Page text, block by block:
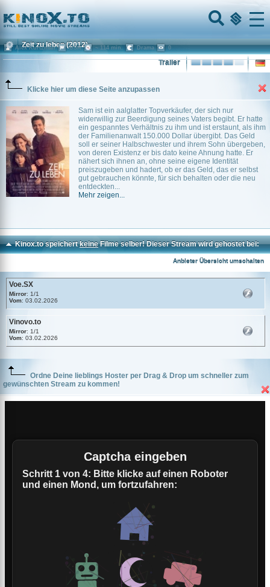
Home
Menu
Zeit zu leben (2012)
Trailer
Klicke hier um diese Seite anzupassen
Sam ist ein aalglatter Topverkäufer, der sich nur
widerwillig zur Beerdigung seines Vaters begibt. Er hatte
ein gespanntes Verhältnis zu ihm und ist erstaunt, als ihm
der Familienanwalt 150.000 Dollar übergibt. Das Geld
soll er seiner Halbschwester und ihrem Sohn übergeben,
von deren Existenz er bis dato keine Ahnung hatte. Er
nähert sich ihnen an, ohne seine eigene Identität
preiszugeben und hadert, ob er das Geld, das er selbst
gut gebrauchen könnte, für sich behalten oder die neu
entdeckten...
Mehr zeigen...
Alex Kurtzman USA ~ 114 min. Drama 0
Kinox.to speichertkeineFilme selber! Dieser Stream wird gehostet bei:
Anbieter Übersicht umschalten
Voe.SX
Mirror: 1/1
Vom: 03.02.2026
Vinovo.to
Mirror: 1/1
Vom: 03.02.2026
Ordne Deine lieblings Hoster per Drag & Drop um schneller zum
gewünschten Stream zu kommen!